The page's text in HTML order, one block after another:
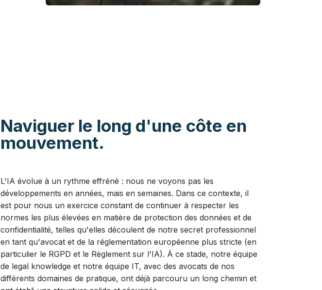
Naviguer le long d'une côte en
mouvement.
L'IA évolue à un rythme effréné : nous ne voyons pas les
développements en années, mais en semaines. Dans ce contexte, il
est pour nous un exercice constant de continuer à respecter les
normes les plus élevées en matière de protection des données et de
confidentialité, telles qu'elles découlent de notre secret professionnel
en tant qu'avocat et de la réglementation européenne plus stricte (en
particulier le RGPD et le Règlement sur l'IA). À ce stade, notre équipe
de legal knowledge et notre équipe IT, avec des avocats de nos
différents domaines de pratique, ont déjà parcouru un long chemin et